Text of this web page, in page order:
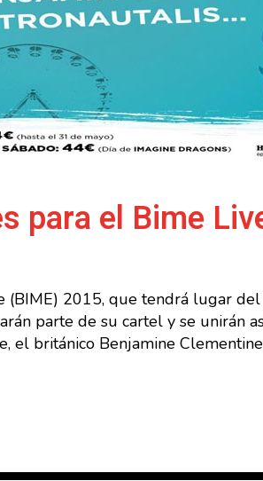
para el Bime
(BIME) 2015, que tendrá lugar
parte de su cartel y se unirán
el británico Benjamine